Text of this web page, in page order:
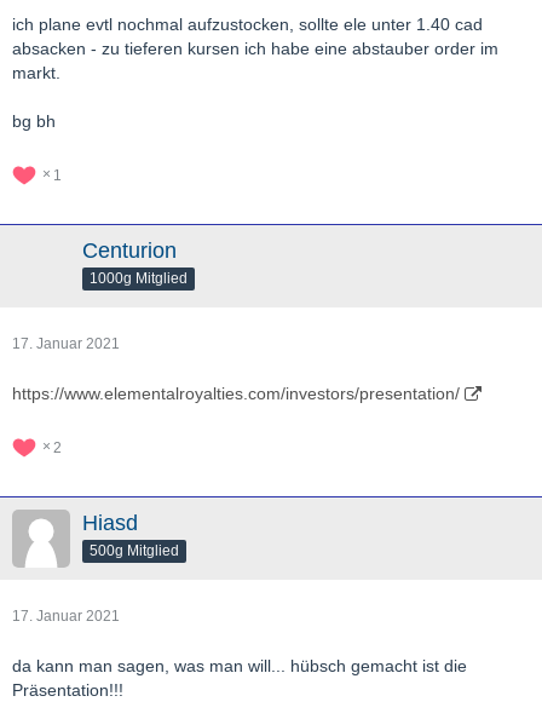
ich plane evtl nochmal aufzustocken, sollte ele unter 1.40 cad
absacken - zu tieferen kursen ich habe eine abstauber order im
markt.
bg bh
1
Centurion
1000g Mitglied
17. Januar 2021
https://www.elementalroyalties.com/investors/presentation/
2
Hiasd
500g Mitglied
17. Januar 2021
da kann man sagen, was man will... hübsch gemacht ist die
Präsentation!!!